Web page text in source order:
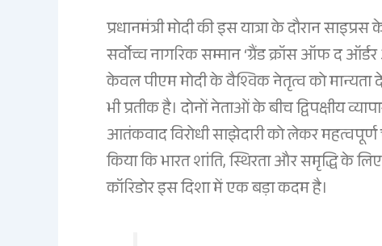
प्रधानमंत्री मोदी की इस यात्रा के दौरान
सर्वोच्च नागरिक सम्मान ‘ग्रैंड क्रॉस ऑफ द
केवल पीएम मोदी के वैश्विक नेतृत्व को मान्यता
भी प्रतीक है। दोनों नेताओं के बीच द्विपक्षीय
आतंकवाद विरोधी साझेदारी को लेकर
किया कि भारत शांति, स्थिरता और समृद्धि के
कॉरिडोर इस दिशा में एक बड़ा कदम है।